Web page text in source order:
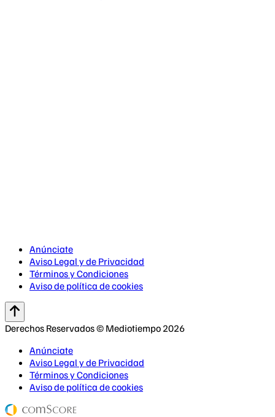
Anúnciate
Aviso Legal y de Privacidad
Términos y Condiciones
Aviso de política de cookies
Derechos Reservados © Mediotiempo 2026
Anúnciate
Aviso Legal y de Privacidad
Términos y Condiciones
Aviso de política de cookies